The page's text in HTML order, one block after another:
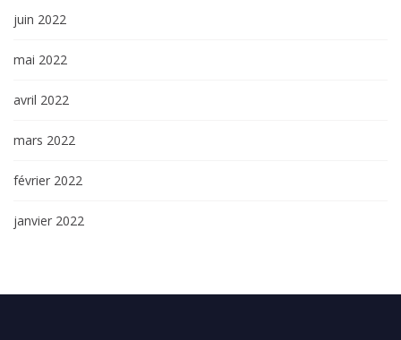
juin 2022
mai 2022
avril 2022
mars 2022
février 2022
janvier 2022